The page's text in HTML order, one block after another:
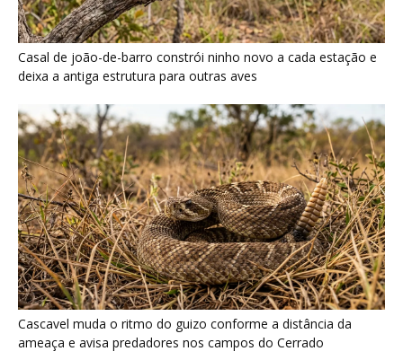
Casal de joão-de-barro constrói ninho novo a cada estação e
deixa a antiga estrutura para outras aves
Cascavel muda o ritmo do guizo conforme a distância da
ameaça e avisa predadores nos campos do Cerrado